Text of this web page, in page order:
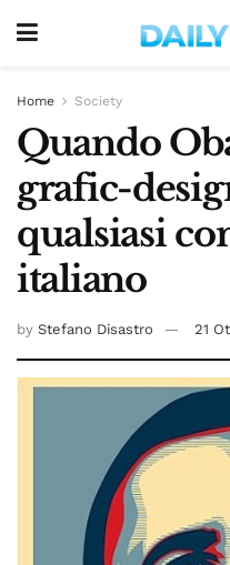
Home Society
Quando
grafic-
qualsiasi
italiano
by Stefano Disastro 21